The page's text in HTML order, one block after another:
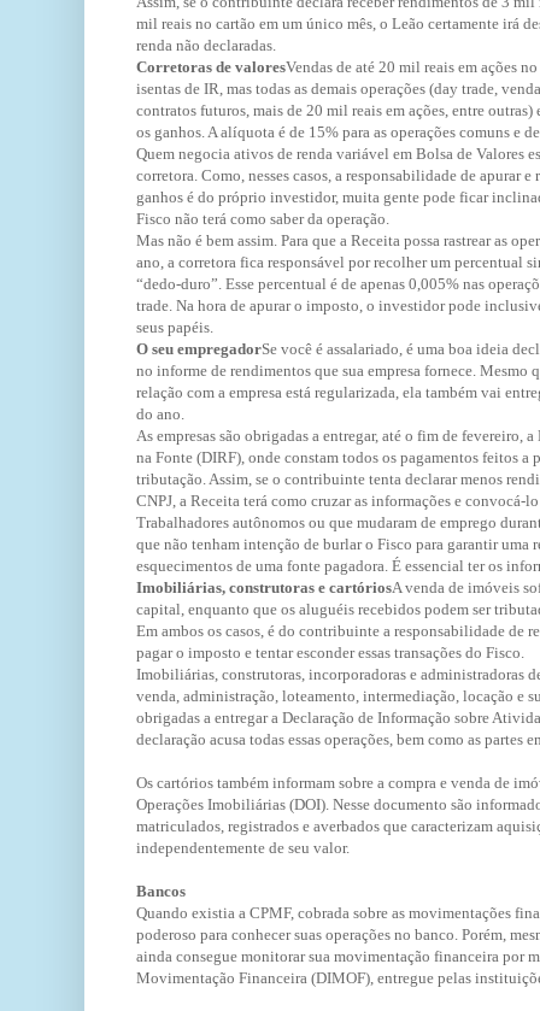
mil reais no cartão em um único mês, o Leão certamente irá
renda não declaradas.
Corretoras de valoresVendas de até 20 mil reais em ações
isentas de IR, mas todas as demais operações (day trade,
contratos futuros, mais de 20 mil reais em ações, entre
os ganhos. A alíquota é de 15% para as operações comuns e
Quem negocia ativos de renda variável em Bolsa de Valores
corretora. Como, nesses casos, a responsabilidade de apurar
ganhos é do próprio investidor, muita gente pode ficar
Fisco não terá como saber da operação.
Mas não é bem assim. Para que a Receita possa rastrear as
ano, a corretora fica responsável por recolher um percentual
“dedo-duro”. Esse percentual é de apenas 0,005% nas
trade. Na hora de apurar o imposto, o investidor pode
seus papéis.
O seu empregadorSe você é assalariado, é uma boa ideia
no informe de rendimentos que sua empresa fornece. Mesmo
relação com a empresa está regularizada, ela também vai
do ano.
As empresas são obrigadas a entregar, até o fim de fevereiro,
na Fonte (DIRF), onde constam todos os pagamentos feitos a
tributação. Assim, se o contribuinte tenta declarar menos
CNPJ, a Receita terá como cruzar as informações e convocá-
Trabalhadores autônomos ou que mudaram de emprego
que não tenham intenção de burlar o Fisco para garantir uma
esquecimentos de uma fonte pagadora. É essencial ter os
Imobiliárias, construtoras e cartóriosA venda de imóveis
capital, enquanto que os aluguéis recebidos podem ser
Em ambos os casos, é do contribuinte a responsabilidade de
pagar o imposto e tentar esconder essas transações do Fisco.
Imobiliárias, construtoras, incorporadoras e administradoras
venda, administração, loteamento, intermediação, locação e
obrigadas a entregar a Declaração de Informação sobre
declaração acusa todas essas operações, bem como as partes
Os cartórios também informam sobre a compra e venda de
Operações Imobiliárias (DOI). Nesse documento são
matriculados, registrados e averbados que caracterizam
independentemente de seu valor.
Bancos
Quando existia a CPMF, cobrada sobre as movimentações
poderoso para conhecer suas operações no banco. Porém,
ainda consegue monitorar sua movimentação financeira por
Movimentação Financeira (DIMOF), entregue pelas